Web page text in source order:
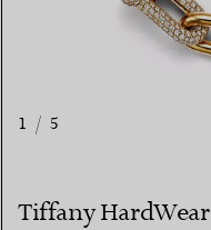
1 / 5
Tiffany HardWear